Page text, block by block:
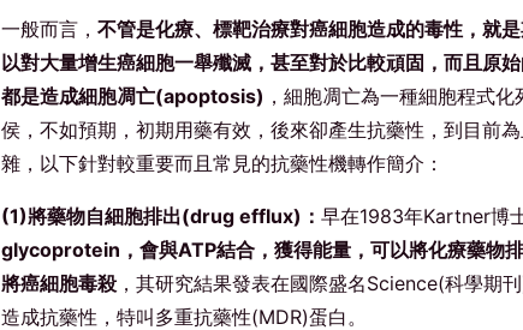
一般而言， 不管是化療、標靶治療對癌細胞造成的毒性，就
以對大量增生癌細胞一舉殲滅，甚至對於比較頑固，而且原
都是造成細胞凋亡(apoptosis) ，細胞凋亡為一種細胞程式
侯，不如預期，初期用藥有效，後來卻產生抗藥性，到目前
雜，以下針對較重要而且常見的抗藥性機轉作簡介：
(1)將藥物自細胞排出(drug efflux)： 早在1983年Kartner博
glycoprotein，會與ATP結合，獲得能量，可以將化療藥物
將癌細胞毒殺 ，其研究結果發表在國際盛名Science(科學期
造成抗藥性，特叫多重抗藥性(MDR)蛋白。